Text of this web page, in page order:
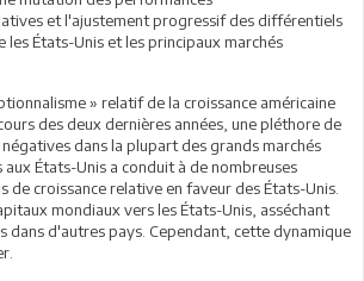
et l'ajustement progressif des différentiels
États-Unis et les principaux marchés
» relatif de la croissance américaine
des deux dernières années, une pléthore de
dans la plupart des grands marchés
États-Unis a conduit à de nombreuses
de croissance relative en faveur des États-Unis.
mondiaux vers les États-Unis, asséchant
dans d'autres pays. Cependant, cette dynamique